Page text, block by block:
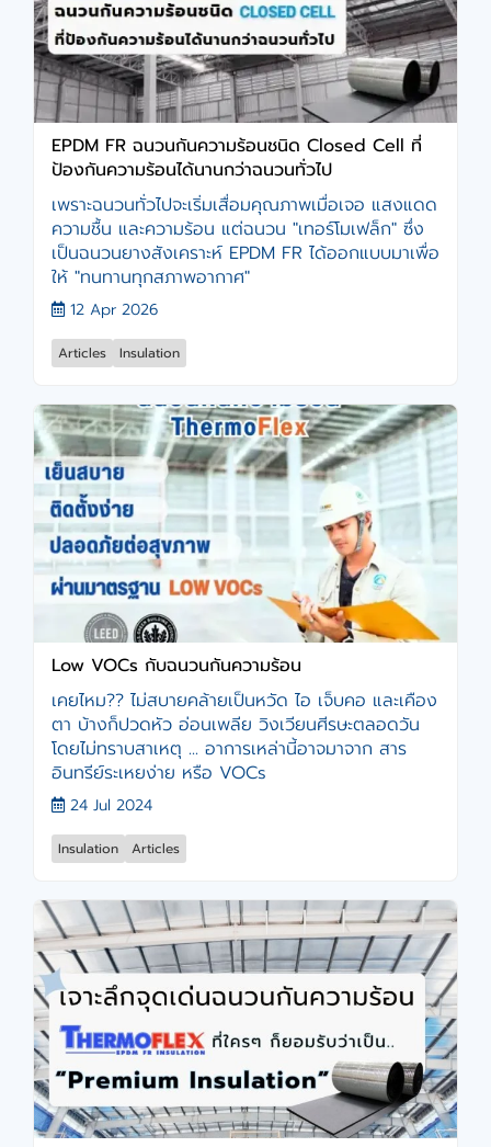
EPDM FR ฉนวนกันความร้อนชนิด Closed Cell ที่
ป้องกันความร้อนได้นานกว่าฉนวนทั่วไป
เพราะฉนวนทั่วไปจะเริ่มเสื่อมคุณภาพเมื่อเจอ แสงแดด
ความชื้น และความร้อน แต่ฉนวน "เทอร์โมเฟล็ก" ซึ่ง
เป็นฉนวนยางสังเคราะห์ EPDM FR ได้ออกแบบมาเพื่อ
ให้ "ทนทานทุกสภาพอากาศ"
12 Apr 2026
Articles Insulation
Low VOCs กับฉนวนกันความร้อน
เคยไหม?? ไม่สบายคล้ายเป็นหวัด ไอ เจ็บคอ และเคือง
ตา บ้างก็ปวดหัว อ่อนเพลีย วิงเวียนศีรษะตลอดวัน
โดยไม่ทราบสาเหตุ ... อาการเหล่านี้อาจมาจาก สาร
อินทรีย์ระเหยง่าย หรือ VOCs
24 Jul 2024
Insulation Articles